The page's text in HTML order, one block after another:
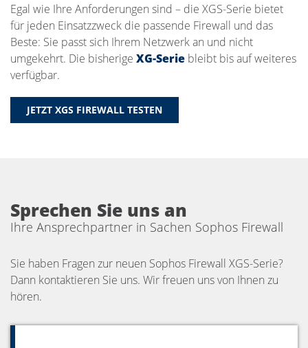
Egal wie Ihre Anforderungen sind – die XGS-Serie bietet
für jeden Einsatzzweck die passende Firewall und das
Beste: Sie passt sich Ihrem Netzwerk an und nicht
umgekehrt. Die bisherige XG-Serie bleibt bis auf weiteres
verfügbar.
JETZT XGS FIREWALL TESTEN
Sprechen Sie uns an
Ihre Ansprechpartner in Sachen Sophos Firewall
Sie haben Fragen zur neuen Sophos Firewall XGS-Serie?
Dann kontaktieren Sie uns. Wir freuen uns von Ihnen zu
hören.